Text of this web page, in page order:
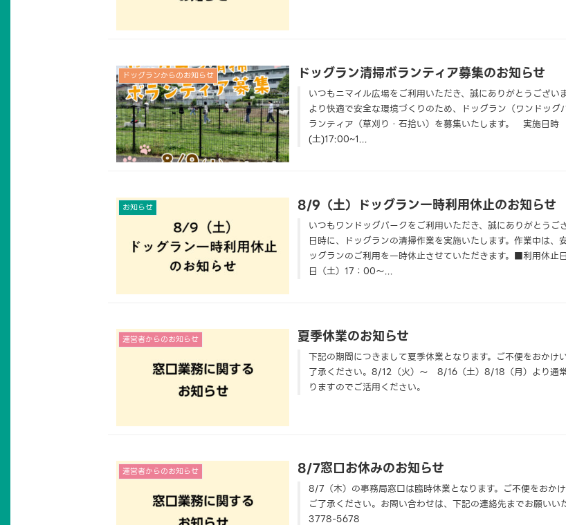
ドッグランからのお知らせ ドッグラン清掃ボランティア募集のお知らせ
いつもニマイル広場をご利用いただき、誠にありがとうござい
より快適で安全な環境づくりのため、ドッグラン（ワンドッグ
ランティア（草刈り・石拾い）を募集いたします。 実施日
(土)17:00~1...
お知らせ 8/9（土）ドッグラン一時利用休止のお知らせ
いつもワンドッグパークをご利用いただき、誠にありがとうご
日時に、ドッグランの清掃作業を実施いたします。作業中は、
ッグランのご利用を一時休止させていただきます。■利用休
日（土）17：00～...
運営者からのお知らせ 夏季休業のお知らせ
下記の期間につきまして夏季休業となります。ご不便をおかけ
了承ください。8/12（火）～ 8/16（土）8/18（月）より通
りますのでご活用ください。
運営者からのお知らせ 8/7窓口お休みのお知らせ
8/7（木）の事務局窓口は臨時休業となります。ご不便をおかけ
ご了承ください。お問い合わせは、下記の連絡先までお願い
3778-5678